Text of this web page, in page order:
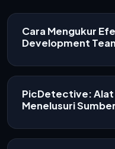
Cara Mengukur
Development
PicDetective: Alat
Menelusuri